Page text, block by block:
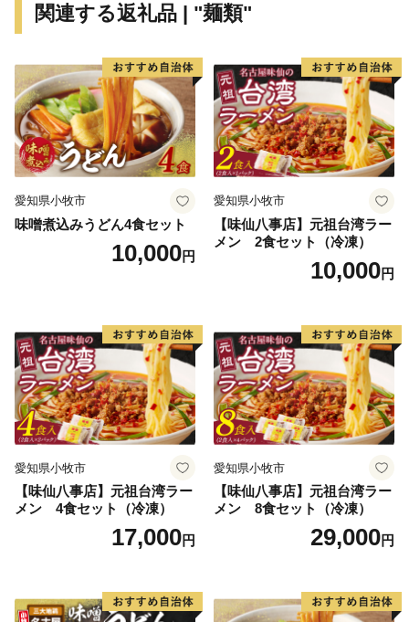
関連する返礼品 | "麺類"
愛知県小牧市
味噌煮込みうどん4食セット
10,000円
愛知県小牧市
【味仙八事店】元祖台湾ラー
メン 2食セット（冷凍）
10,000円
愛知県小牧市
【味仙八事店】元祖台湾ラー
メン 4食セット（冷凍）
17,000円
愛知県小牧市
【味仙八事店】元祖台湾ラー
メン 8食セット（冷凍）
29,000円